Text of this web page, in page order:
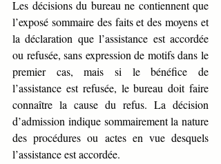
Les décisions du bureau ne contiennent que
l’exposé sommaire des faits et des moyens et
la déclaration que l’assistance est accordée
ou refusée, sans expression de motifs dans le
premier cas, mais si le bénéfice de
l’assistance est refusée, le bureau doit faire
connaître la cause du refus. La décision
d’admission indique sommairement la nature
des procédures ou actes en vue desquels
l’assistance est accordée.